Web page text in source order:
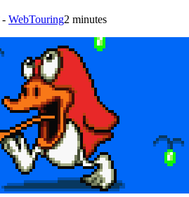
- WebTouring2 minutes